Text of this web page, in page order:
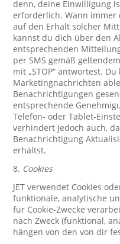
denn, deine Einwilligung
erforderlich. Wann immer
auf den Erhalt solcher
kannst du dich über den
entsprechenden
per SMS gemäß
mit „STOP“ antwortest.
Marketingnachrichten
Benachrichtigungen
entsprechende
Telefon- oder Tablet-
verhindert jedoch auch,
Benachrichtigung
erhältst.
8. Cookies
JET verwendet Cookies
funktionale, analytische
für Cookie-Zwecke
nach Zweck (funktional,
hängen von den von dir